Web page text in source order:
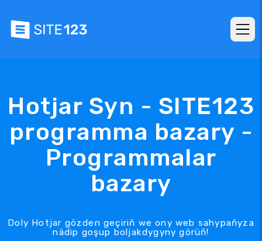
Hotjar Syn - SITE123
programma bazary -
Programmalar
bazary
Doly Hotjar gözden geçiriň we ony web sahypaňyza
nädip goşup boljakdygyny görüň!